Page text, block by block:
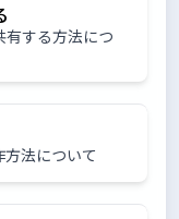
有する方法につ
法について